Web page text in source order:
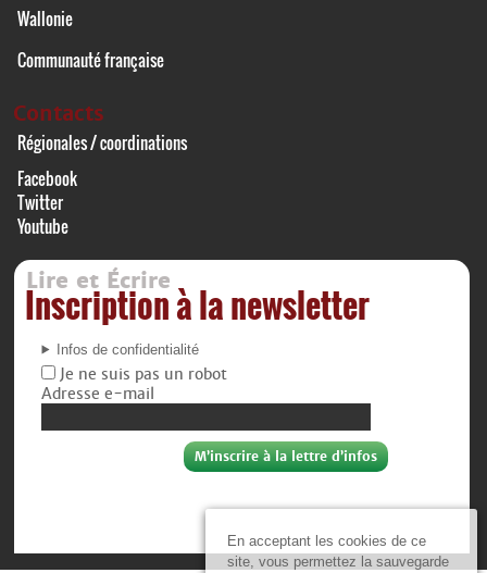
En acceptant les cookies de ce
site, vous permettez la sauvegarde
Wallonie
Communauté française
Contacts
Régionales / coordinations
Facebook
Twitter
Youtube
Lire et Écrire
Inscription à la newsletter
Infos de confidentialité
Je ne suis pas un robot
Adresse e-mail